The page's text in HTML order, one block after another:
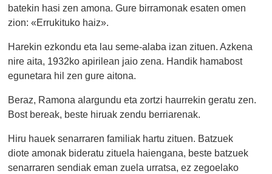
batekin hasi zen amona. Gure birramonak esaten omen
zion: «Errukituko haiz».
Harekin ezkondu eta lau seme-alaba izan zituen. Azkena
nire aita, 1932ko apirilean jaio zena. Handik hamabost
egunetara hil zen gure aitona.
Beraz, Ramona alargundu eta zortzi haurrekin geratu zen.
Bost bereak, beste hiruak zendu berriarenak.
Hiru hauek senarraren familiak hartu zituen. Batzuek
diote amonak bideratu zituela haiengana, beste batzuek
senarraren sendiak eman zuela urratsa, ez zegoelako